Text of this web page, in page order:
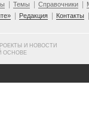
Темы Справочники
Редакция Контакты
И НОВОСТИ
ОСНОВЕ